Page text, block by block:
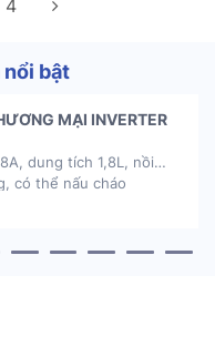
4
nổi bật
MẠI INVERTER
dung tích 1,8L, nồi
có thể nấu cháo